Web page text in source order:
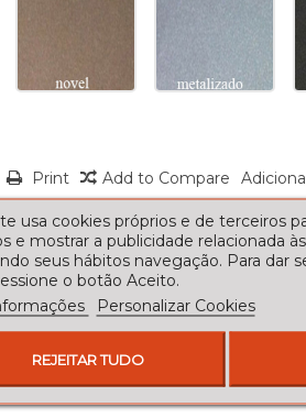
Print Add to Compare
usa cookies próprios e de terceiros
e mostrar a publicidade relacionada
seus hábitos navegação. Para dar
o botão Aceito.
Personalizar Cookies
REJEITAR TUDO